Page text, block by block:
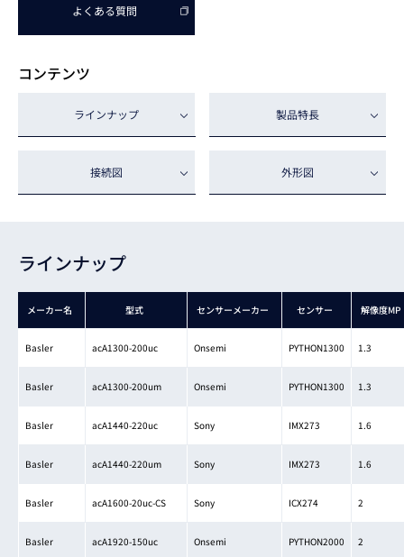
よくある質問
コンテンツ
ラインナップ 製品特長
接続図 外形図
ラインナップ
メーカー名 型式 センサーメーカー センサー 解像度MP
Basler acA1300-200uc Onsemi PYTHON1300 1.3
Basler acA1300-200um Onsemi PYTHON1300 1.3
Basler acA1440-220uc Sony IMX273 1.6
Basler acA1440-220um Sony IMX273 1.6
Basler acA1600-20uc-CS Sony ICX274 2
Basler acA1920-150uc Onsemi PYTHON2000 2